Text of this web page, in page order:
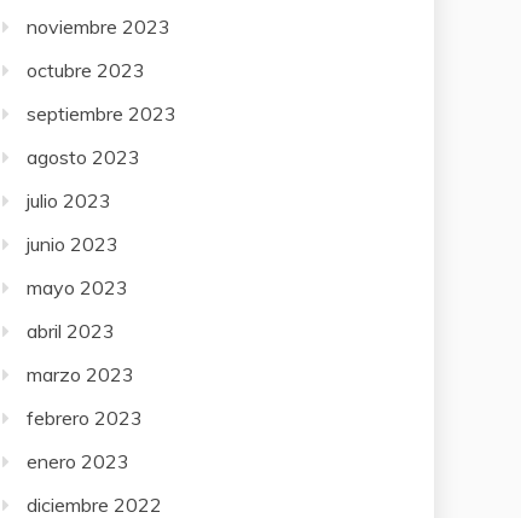
noviembre 2023
octubre 2023
septiembre 2023
agosto 2023
julio 2023
junio 2023
mayo 2023
abril 2023
marzo 2023
febrero 2023
enero 2023
diciembre 2022